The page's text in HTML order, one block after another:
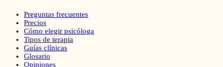
Preguntas frecuentes
Precios
Cómo elegir psicóloga
Tipos de terapia
Guías clínicas
Glosario
Opiniones